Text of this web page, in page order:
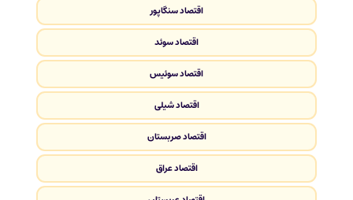
اقتصاد سنگاپور
اقتصاد سوئد
اقتصاد سوئیس
اقتصاد شیلی
اقتصاد صربستان
اقتصاد عراق